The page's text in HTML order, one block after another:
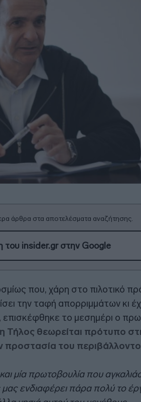
άρθρα στα αποτελέσματα αναζήτησης.
του insider.gr στην Google
που, χάρη στο πιλοτικό
την ταφή απορριμμάτων κι
το μεσημέρι ο
η Τήλος θεωρείται πρότυπο
προστασία του
μία πρωτοβουλία που
ενδιαφέρει πάρα πολύ το